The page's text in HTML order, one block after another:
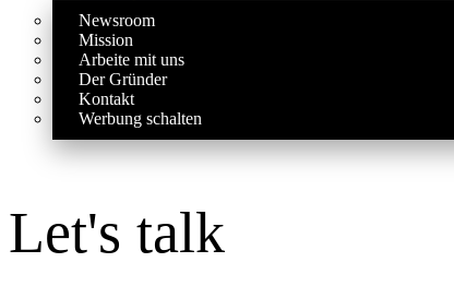
Newsroom
Mission
Arbeite mit uns
Der Gründer
Kontakt
Werbung schalten
Let's talk